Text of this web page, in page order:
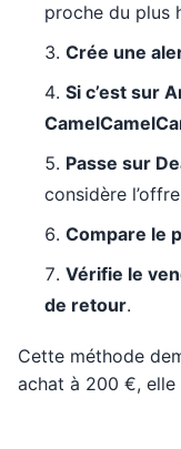
proche du plus
Crée une
Si c’est sur
Passe sur
considère
Compare le
Vérifie le
de retour.
Cette méthode
achat à 200 €, elle